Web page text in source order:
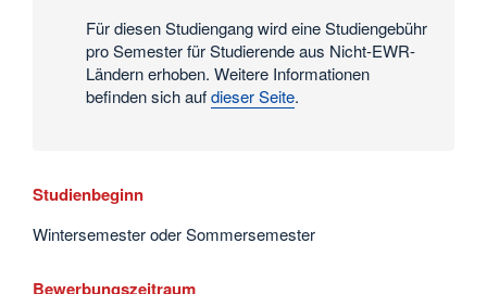
Für diesen Studiengang wird eine Studiengebühr
pro Semester für Studierende aus Nicht-EWR-
Ländern erhoben. Weitere Informationen
befinden sich aufdieser Seite.
Studienbeginn
Wintersemester oder Sommersemester
Bewerbungszeitraum